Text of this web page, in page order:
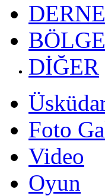
DİĞER
Foto
Video
Oyun